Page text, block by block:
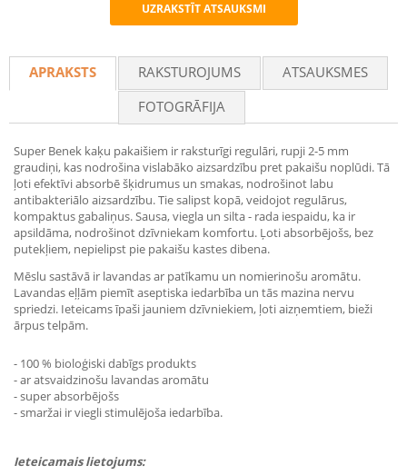
Recommend
UZRAKSTĪT ATSAUKSMI
APRAKSTS RAKSTUROJUMS
ATSAUKSMES
FOTOGRĀFIJA
Super Benek kaķu pakaišiem ir raksturīgi regulāri, rupji 2-5 mm
graudiņi, kas nodrošina vislabāko aizsardzību pret pakaišu noplūdi. Tā
ļoti efektīvi absorbē šķidrumus un smakas, nodrošinot labu
antibakteriālo aizsardzību. Tie salipst kopā, veidojot regulārus,
kompaktus gabaliņus. Sausa, viegla un silta - rada iespaidu, ka ir
apsildāma, nodrošinot dzīvniekam komfortu. Ļoti absorbējošs, bez
putekļiem, nepielipst pie pakaišu kastes dibena.
Mēslu sastāvā ir lavandas ar patīkamu un nomierinošu aromātu.
Lavandas eļļām piemīt aseptiska iedarbība un tās mazina nervu
spriedzi. Ieteicams īpaši jauniem dzīvniekiem, ļoti aizņemtiem, bieži
ārpus telpām.
- 100 % bioloģiski dabīgs produkts
- ar atsvaidzinošu lavandas aromātu
- super absorbējošs
- smaržai ir viegli stimulējoša iedarbība.
Ieteicamais lietojums: